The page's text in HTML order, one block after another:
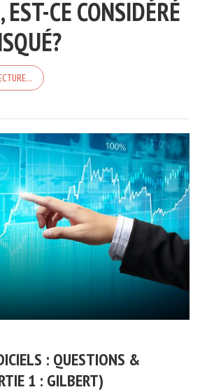
CE CONSIDÉRÉ
: QUESTIONS &
1 : GILBERT)